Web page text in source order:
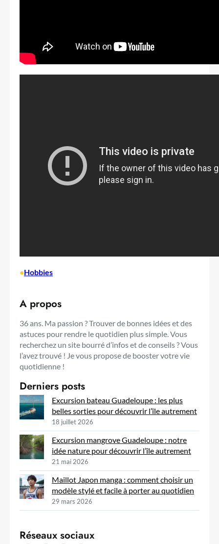
•Hobbies
A propos
36 ans. Ma passion ? Trouver de bonnes idées et des
astuces pour rendre le quotidien plus simple. Vous
recherchez un site bourré d’infos et de conseils ? Vous
l’avez trouvé ! Je vous propose de booster votre vie
quotidienne !
Derniers posts
Excursion bateau Guadeloupe : les plus
belles sorties pour découvrir l’île autrement
18 juillet 2026
Excursion mangrove Guadeloupe : notre
idée nature pour découvrir l’île autrement
21 mai 2026
Maillot Japon manga : comment choisir un
modèle stylé et facile à porter au quotidien
29 mars 2026
Réseaux sociaux